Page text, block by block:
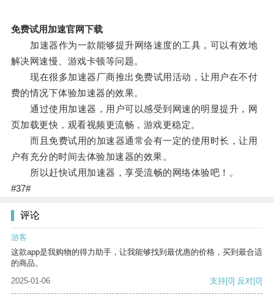
免费试用加速官网下载
加速器作为一款能够提升网络速度的工具，可以有效地
解决网速慢、游戏卡顿等问题。
现在很多加速器厂商推出免费试用活动，让用户在不付
费的情况下体验加速器的效果。
通过使用加速器，用户可以感受到网速的明显提升，网
页加载更快，观看视频更流畅，游戏更稳定。
而且免费试用的加速器通常会有一定的使用时长，让用
户有充分的时间去体验加速器的效果。
所以赶快试用加速器，享受流畅的网络体验吧！。
#37#
评论
游客
这款app是我购物的得力助手，让我能够找到最优惠的价格，买到最合适
的商品。
2025-01-06
支持[0] 反对[0]